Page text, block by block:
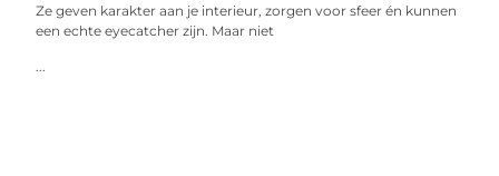
Ze geven karakter aan je interieur, zorgen voor sfeer én kunnen
een echte eyecatcher zijn. Maar niet
...